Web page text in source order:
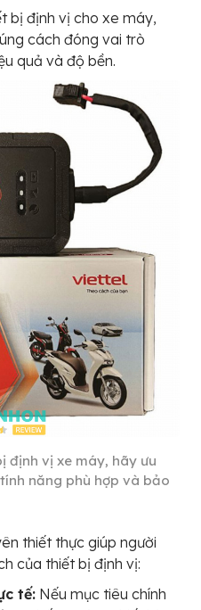
bị định vị cho xe máy,
cách đóng vai trò
quả và độ bền.
định vị xe máy, hãy ưu
năng phù hợp và bảo
thiết thực giúp người
của thiết bị định vị:
tế: Nếu mục tiêu chính